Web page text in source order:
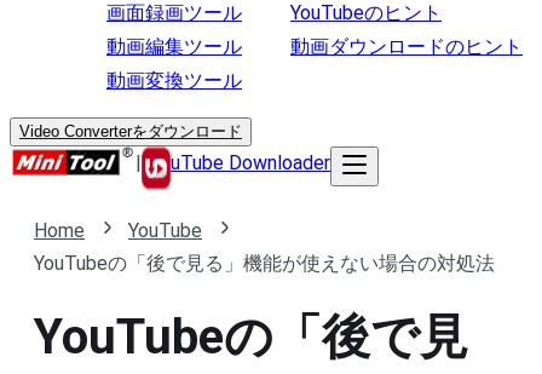
画面録画ツール
動画編集ツール
動画変換ツール
YouTubeのヒント
動画ダウンロードのヒント
Video Converterをダウンロード
| uTube Downloader
Home
YouTube
YouTubeの「後で見る」機能が使えない場合の対処法
YouTubeの「後で見